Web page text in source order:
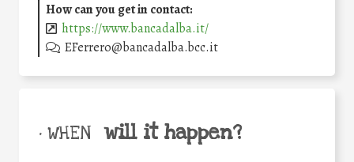
How can you get in contact:
https://www.bancadalba.it/
EFerrero@bancadalba.bcc.it
• WHEN will it happen?